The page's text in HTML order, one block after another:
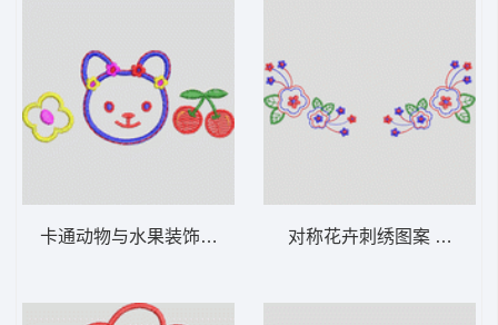
卡通动物与水果装饰图案 卡通童装章标贴布 对称花卉刺绣